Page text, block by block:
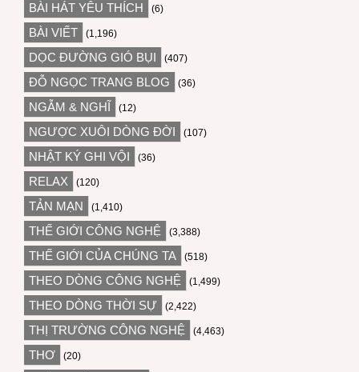
BÀI HÁT YÊU THÍCH (6)
BÀI VIẾT (1,196)
DỌC ĐƯỜNG GIÓ BỤI (407)
ĐỖ NGỌC TRANG BLOG (36)
NGẪM & NGHĨ (12)
NGƯỢC XUÔI DÒNG ĐỜI (107)
NHẬT KÝ GHI VỘI (36)
RELAX (120)
TẢN MẠN (1,410)
THẾ GIỚI CÔNG NGHỆ (3,388)
THẾ GIỚI CỦA CHÚNG TA (518)
THEO DÒNG CÔNG NGHỆ (1,499)
THEO DÒNG THỜI SỰ (2,422)
THỊ TRƯỜNG CÔNG NGHỆ (4,463)
THƠ (20)